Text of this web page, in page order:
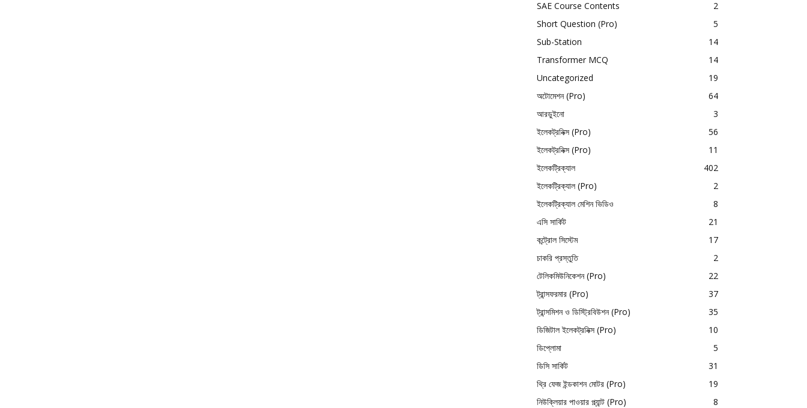
SAE Course Contents
2
Short Question (Pro)
5
Sub-Station
14
Transformer MCQ
14
Uncategorized
19
অটোমেশন (Pro)
64
আরডুইনো
3
ইলেকট্রনিক্স (Pro)
56
ইলেকট্রনিক্স (Pro)
11
ইলেকট্রিক্যাল
402
ইলেকট্রিক্যাল (Pro)
2
ইলেকট্রিক্যাল মেশিন ভিডিও
8
এসি সার্কিট
21
কন্ট্রোল সিস্টেম
17
চাকরি প্রস্তুতি
2
টেলিকমিউনিকেশন (Pro)
22
ট্রান্সফরমার (Pro)
37
ট্রান্সমিশন ও ডিস্ট্রিবিউশন (Pro)
35
ডিজিটাল ইলেকট্রনিক্স (Pro)
10
ডিপ্লোমা
5
ডিসি সার্কিট
31
থ্রি ফেজ ইন্ডকাশন মোটর (Pro)
19
নিউক্লিয়ার পাওয়ার প্ল্যান্ট (Pro)
8